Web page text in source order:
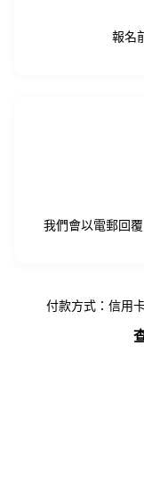
報名
我們會以電郵回
付款方式：信用